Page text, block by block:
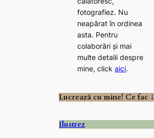
fotografiez. Nu
neapărat în ordinea
asta. Pentru
colaborări și mai
multe detalii despre
mine, clickaici.
Lucrează cu mine! Ce fac ↓
Ilustrez